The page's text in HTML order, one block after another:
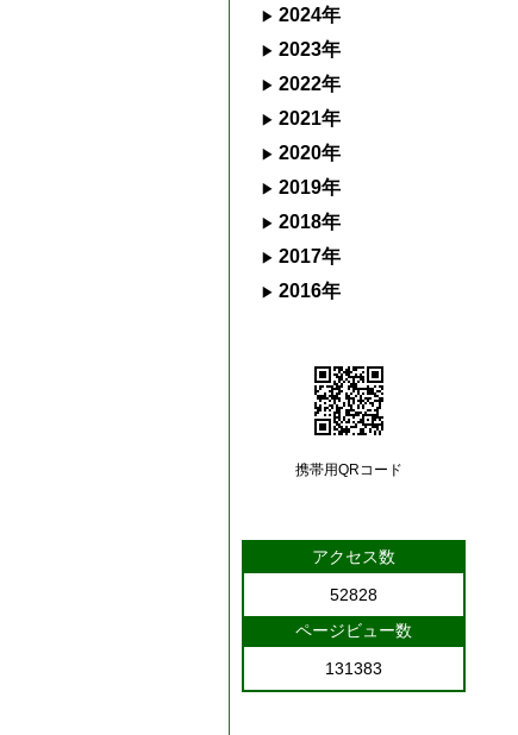
2024年
2023年
2022年
2021年
2020年
2019年
2018年
2017年
2016年
携帯用QRコード
アクセス数
52828
ページビュー数
131383